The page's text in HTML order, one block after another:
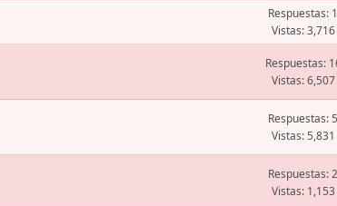
Respuestas: 1
Vistas: 3,716
Respuestas:
Vistas: 6,507
Respuestas: 5
Vistas: 5,831
Respuestas: 2
Vistas: 1,153